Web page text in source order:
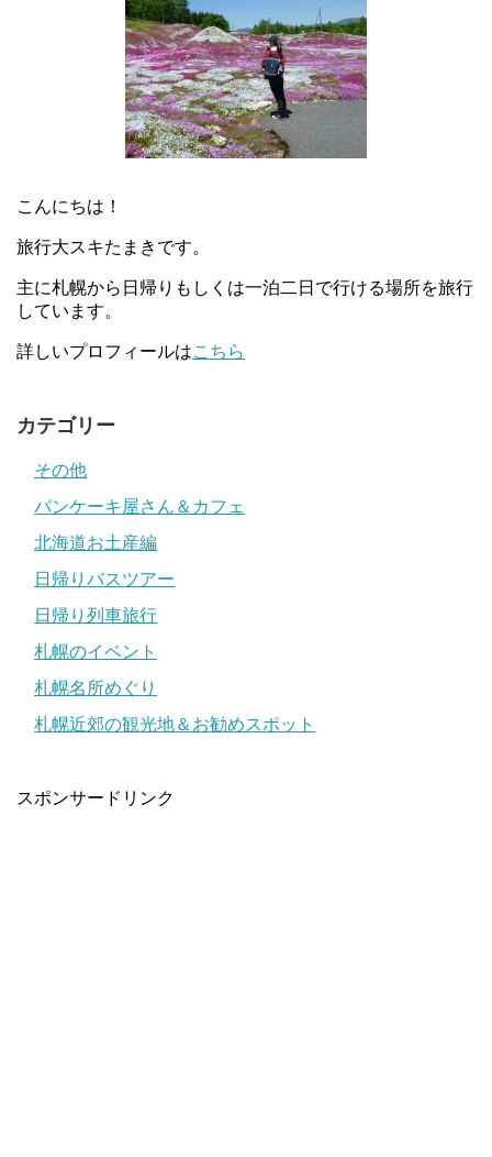
こんにちは！
旅行大スキたまきです。
主に札幌から日帰りもしくは一泊二日で行ける場所を旅行
しています。
詳しいプロフィールはこちら
カテゴリー
その他
パンケーキ屋さん＆カフェ
北海道お土産編
日帰りバスツアー
日帰り列車旅行
札幌のイベント
札幌名所めぐり
札幌近郊の観光地＆お勧めスポット
スポンサードリンク